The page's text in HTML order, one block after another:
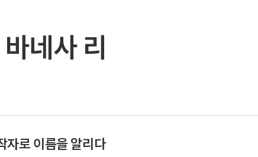
네사 리
자로 이름을 알리다